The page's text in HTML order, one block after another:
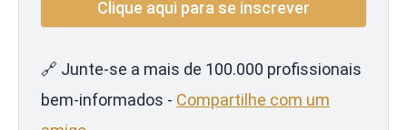
🔗 Junte-se a mais de 100.000 profissionais
bem-informados - Compartilhe com um